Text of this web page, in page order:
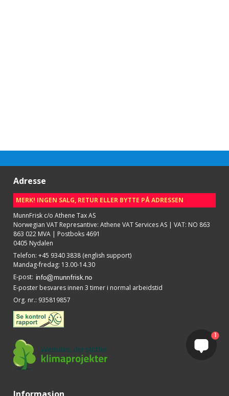
Adresse
MERK! INGEN SALG, RETUR ELLER BYTTE PÅ ADRESSEN
MunnFrisk c/o Athene Tax AS
Norwegian VAT Represantive: Athene VAT Services AS | VAT: NO 863
863 022 MVA | Postboks 4691
0405 Nydalen
Telefon: +45 9340 3838 (english support)
Mandag-fredag: 13.00-14.30
E-post:
E-poster besvares innen 3 timer i normal arbeidstid
Org. nr.: 935819857
1